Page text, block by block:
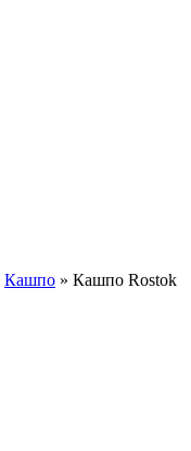
Кашпо » Кашпо Rostok